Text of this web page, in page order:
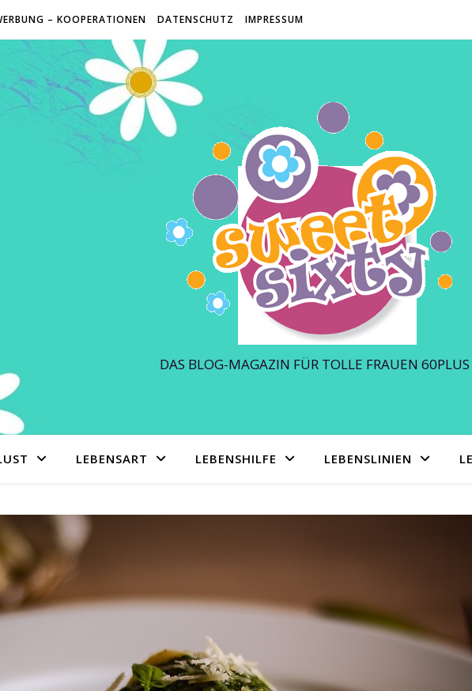
– KOOPERATIONEN DATENSCHUTZ IMPRESSUM
DAS BLOG-MAGAZIN FÜR TOLLE FRAUEN 60PLUS
LEBENSART LEBENSHILFE LEBENSLINIEN